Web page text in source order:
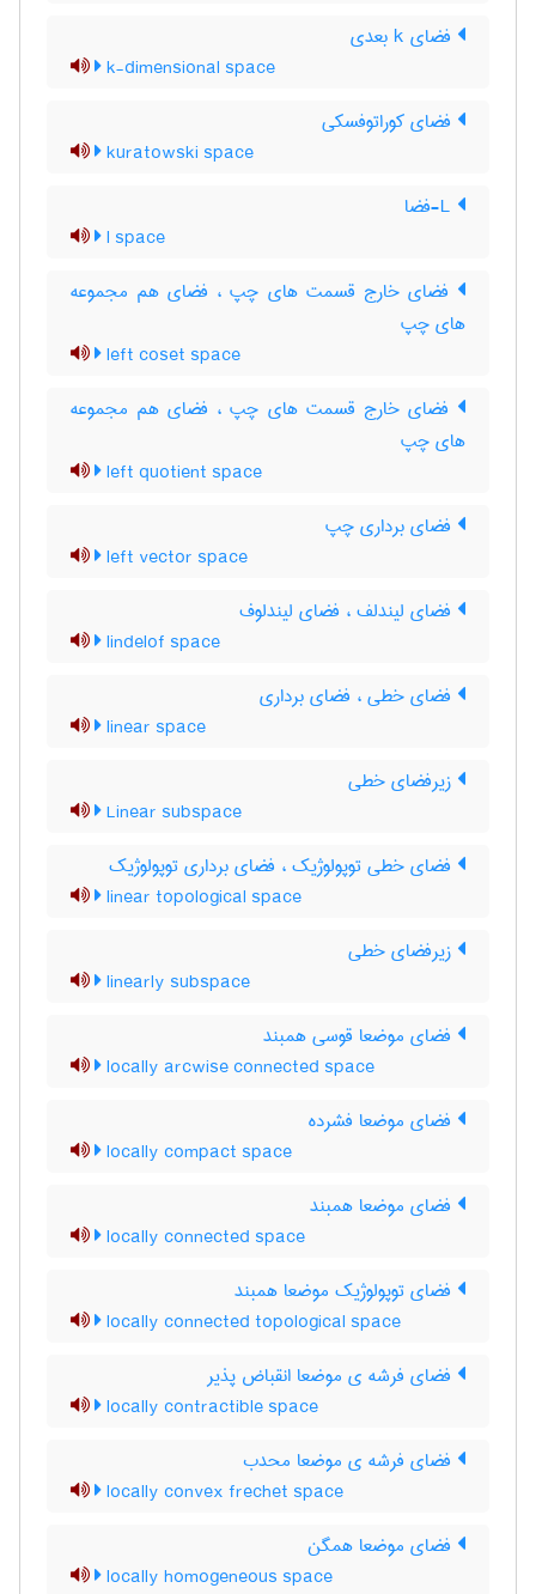
فضای k بعدی
k-dimensional space
فضای کوراتوفسکی
kuratowski space
l space
فضای خارج قسمت های چپ ، فضای هم مجموعه
های چپ
left coset space
فضای خارج قسمت های چپ ، فضای هم مجموعه
های چپ
left quotient space
فضای برداری چپ
left vector space
فضای لیندلف ، فضای لیندلوف
lindelof space
فضای خطی ، فضای برداری
linear space
زیرفضای خطی
Linear subspace
فضای خطی توپولوژیک ، فضای برداری توپولوژیک
linear topological space
زیرفضای خطی
linearly subspace
فضای موضعا قوسی همبند
locally arcwise connected space
فضای موضعا فشرده
locally compact space
فضای موضعا همبند
locally connected space
فضای توپولوژیک موضعا همبند
locally connected topological space
فضای فرشه ی موضعا انقباض پذیر
locally contractible space
فضای فرشه ی موضعا محدب
locally convex frechet space
فضای موضعا همگن
locally homogeneous space